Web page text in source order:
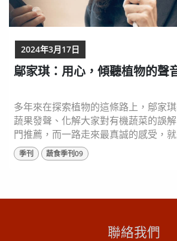
鄔家琪：用心，傾聽植物的聲
多年來在探索植物的這條路上，鄔家
蔬果發聲、化解大家對有機蔬菜的誤
門推薦，而一路走來最真誠的感受，
的得來不易，如同電影《這一生，至少
蘋果爺爺，以謙卑態度傾聽植物的聲音
委員 鄔家琪 【烹飪篇】 好好吃菜，菜
季刊 蔬食季刊09
2024年3月17日
聯絡我們